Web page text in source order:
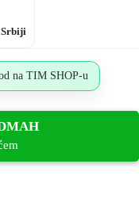
Srbiji
na TIM SHOP-u